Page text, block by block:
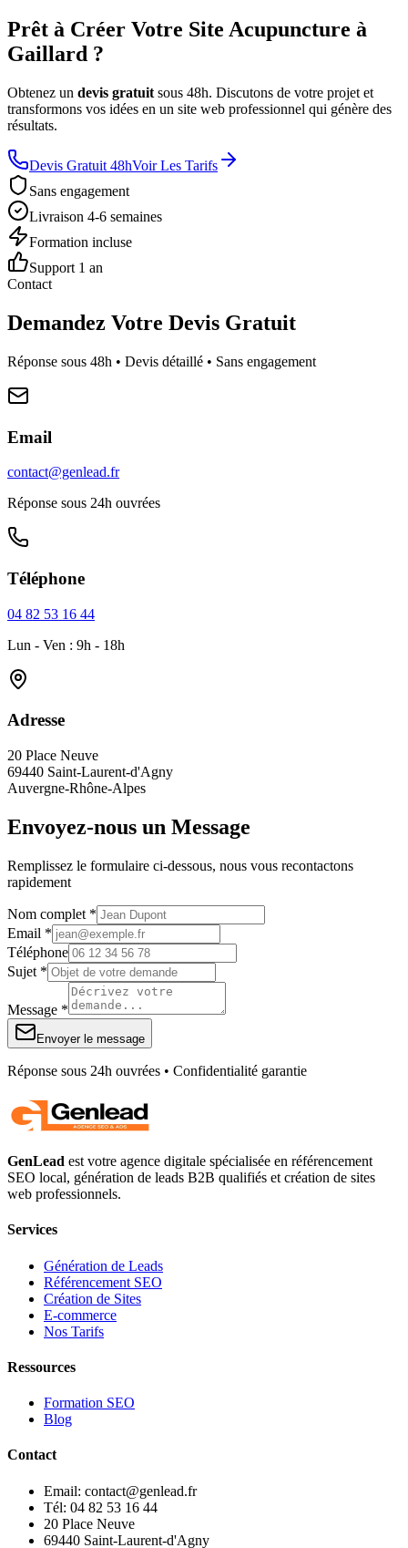
Prêt à Créer Votre Site Acupuncture à
Gaillard ?
Obtenez un devis gratuit sous 48h. Discutons de votre projet et
transformons vos idées en un site web professionnel qui génère des
résultats.
Devis Gratuit 48hVoir Les Tarifs
Sans engagement
Livraison 4-6 semaines
Formation incluse
Support 1 an
Contact
Demandez Votre Devis Gratuit
Réponse sous 48h • Devis détaillé • Sans engagement
Email
contact@genlead.fr
Réponse sous 24h ouvrées
Téléphone
04 82 53 16 44
Lun - Ven : 9h - 18h
Adresse
20 Place Neuve
69440 Saint-Laurent-d'Agny
Auvergne-Rhône-Alpes
Envoyez-nous un Message
Remplissez le formulaire ci-dessous, nous vous recontactons
rapidement
Nom complet *
Email *
Téléphone
Sujet *
Message *
Envoyer le message
Réponse sous 24h ouvrées • Confidentialité garantie
GenLead est votre agence digitale spécialisée en référencement
SEO local, génération de leads B2B qualifiés et création de sites
web professionnels.
Services
Génération de Leads
Référencement SEO
Création de Sites
E-commerce
Nos Tarifs
Ressources
Formation SEO
Blog
Contact
Email: contact@genlead.fr
Tél: 04 82 53 16 44
20 Place Neuve
69440 Saint-Laurent-d'Agny